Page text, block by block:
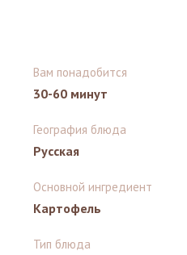
Вам понадобится
30-60 минут
География блюда
Русская
Основной ингредиент
Картофель
Тип блюда